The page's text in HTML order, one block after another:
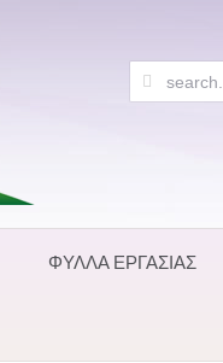
ΦΥΛΛΑ ΕΡΓΑΣΙΑΣ